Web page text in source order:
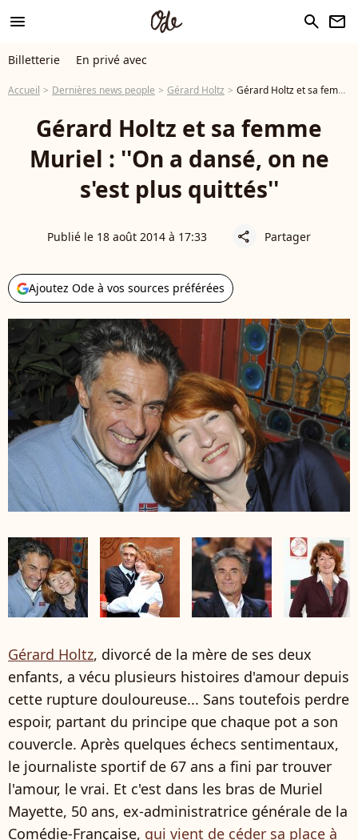
menu search newsletter
Billetterie En privé avec
Accueil Dernières news people Gérard Holtz Gérard Holtz et sa femme Muriel : ''On a dansé, on ne s'est plus quittés''
Gérard Holtz et sa femme
Muriel : ''On a dansé, on ne
s'est plus quittés''
Publié le 18 août 2014 à 17:33 share Partager
Ajoutez Ode à vos sources préférées
Gérard Holtz, divorcé de la mère de ses deux
enfants, a vécu plusieurs histoires d'amour depuis
cette rupture douloureuse... Sans toutefois perdre
espoir, partant du principe que chaque pot a son
couvercle. Après quelques échecs sentimentaux,
le journaliste sportif de 67 ans a fini par trouver
l'amour, le vrai. Et c'est dans les bras de Muriel
Mayette, 50 ans, ex-administratrice générale de la
Comédie-Française, qui vient de céder sa place à